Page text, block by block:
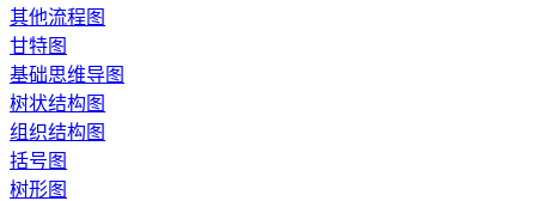
其他流程图
甘特图
基础思维导图
树状结构图
组织结构图
括号图
树形图